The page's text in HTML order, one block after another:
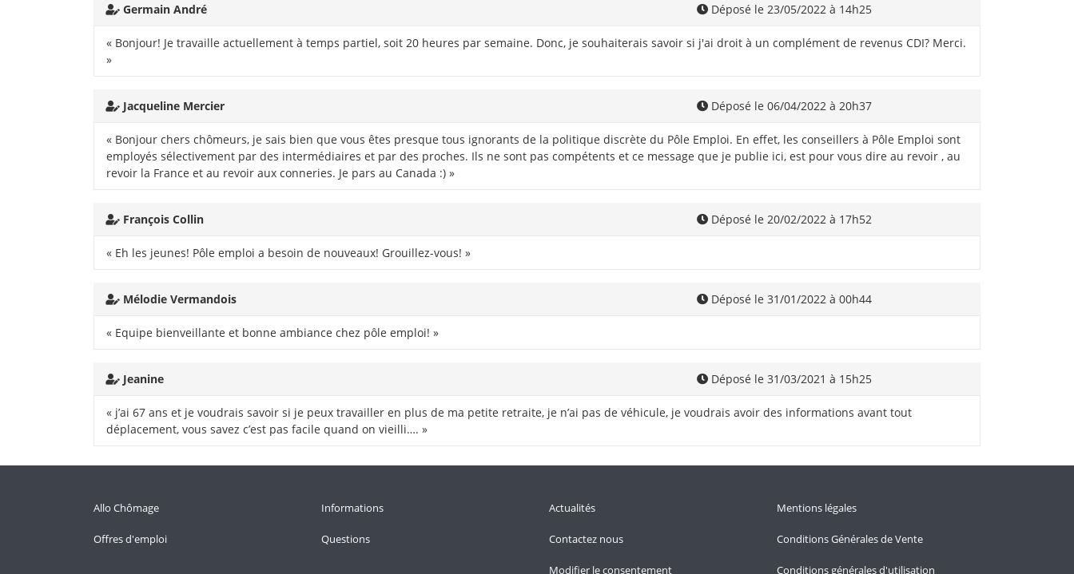
Germain André Déposé le 23/05/2022 à 14h25
« Bonjour! Je travaille actuellement à temps partiel, soit 20 heures par semaine. Donc, je souhaiterais savoir si j'ai droit à un complément de revenus CDI? Merci.
»
Jacqueline Mercier Déposé le 06/04/2022 à 20h37
« Bonjour chers chômeurs, je sais bien que vous êtes presque tous ignorants de la politique discrète du Pôle Emploi. En effet, les conseillers à Pôle Emploi sont
employés sélectivement par des intermédiaires et par des proches. Ils ne sont pas compétents et ce message que je publie ici, est pour vous dire au revoir , au
revoir la France et au revoir aux conneries. Je pars au Canada :) »
François Collin Déposé le 20/02/2022 à 17h52
« Eh les jeunes! Pôle emploi a besoin de nouveaux! Grouillez-vous! »
Mélodie Vermandois Déposé le 31/01/2022 à 00h44
« Equipe bienveillante et bonne ambiance chez pôle emploi! »
Jeanine Déposé le 31/03/2021 à 15h25
« j’ai 67 ans et je voudrais savoir si je peux travailler en plus de ma petite retraite, je n’ai pas de véhicule, je voudrais avoir des informations avant tout
déplacement, vous savez c’est pas facile quand on vieilli…. »
Allo Chômage
Offres d'emploi
Informations
Questions
Actualités
Contactez nous
Modifier le consentement
Mentions légales
Conditions Générales de Vente
Conditions générales d'utilisation